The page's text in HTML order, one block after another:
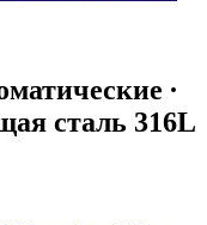
∙
сталь 316L